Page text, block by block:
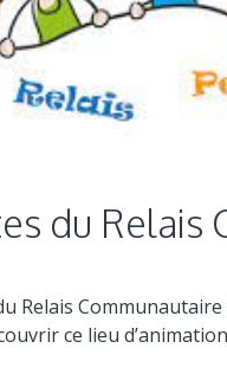
du Relais
Relais
ce lieu